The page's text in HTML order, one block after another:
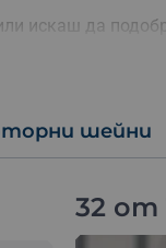
искаш да
на екстремните
шейни
32 от